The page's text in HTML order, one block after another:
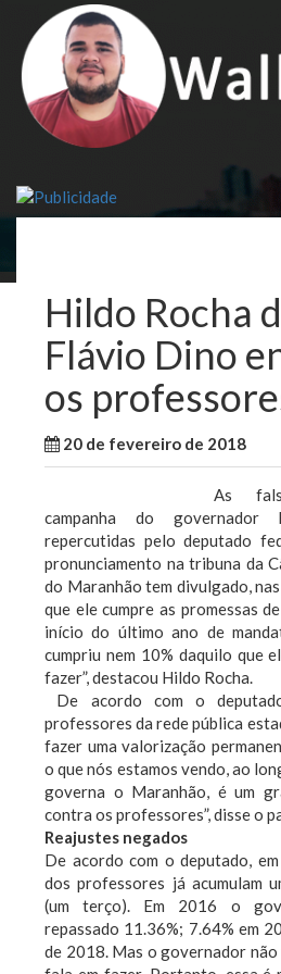
content
Hildo Rocha
Flávio Dino
os
20 de fevereiro de 2018
As
campanha do
repercutidas pelo deputado
pronunciamento na tribuna da
do Maranhão tem divulgado,
que ele cumpre as promessas
início do último ano de
cumpriu nem 10% daquilo que
fazer”, destacou Hildo Rocha.
De acordo com o
professores da rede pública
fazer uma valorização
o que nós estamos vendo, ao
governa o Maranhão, é um
contra os professores”, disse o
Reajustes negados
De acordo com o deputado,
dos professores já acumulam
(um terço). Em 2016 o
repassado 11.36%; 7.64% em
de 2018. Mas o governador não